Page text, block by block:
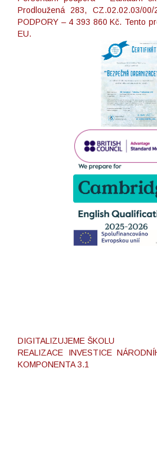
Prodloužená 283, CZ.02.02.03/00/
PODPORY – 4 393 860 Kč. Tento
EU.
DIGITALIZUJEME ŠKOLU
REALIZACE INVESTICE
KOMPONENTA 3.1